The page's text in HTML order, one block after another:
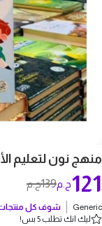
منهج نون لتعليم
139ج.م 121ج.م
Generic شوف كل
ليك انك تطلب 5 بس!